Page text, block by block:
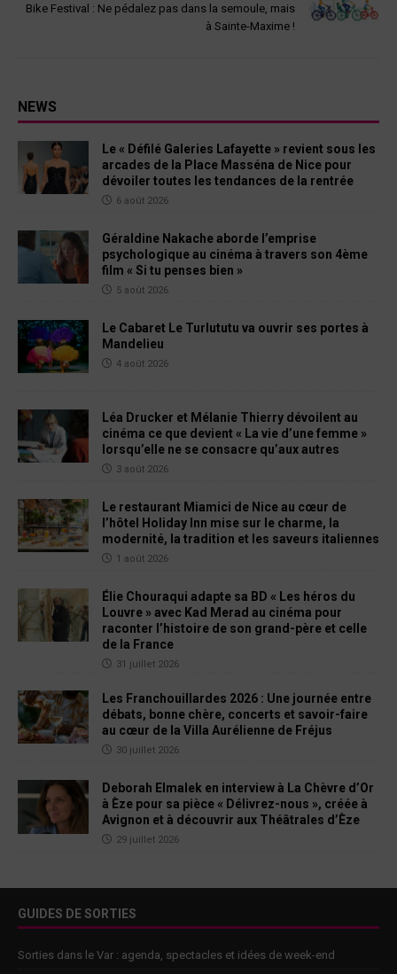
Bike Festival : Ne pédalez pas dans la semoule, mais
à Sainte-Maxime !
NEWS
Le « Défilé Galeries Lafayette » revient sous les
arcades de la Place Masséna de Nice pour
dévoiler toutes les tendances de la rentrée
6 août 2026
Géraldine Nakache aborde l’emprise
psychologique au cinéma à travers son 4ème
film « Si tu penses bien »
5 août 2026
Le Cabaret Le Turlututu va ouvrir ses portes à
Mandelieu
4 août 2026
Léa Drucker et Mélanie Thierry dévoilent au
cinéma ce que devient « La vie d’une femme »
lorsqu’elle ne se consacre qu’aux autres
3 août 2026
Le restaurant Miamici de Nice au cœur de
l’hôtel Holiday Inn mise sur le charme, la
modernité, la tradition et les saveurs italiennes
1 août 2026
Élie Chouraqui adapte sa BD « Les héros du
Louvre » avec Kad Merad au cinéma pour
raconter l’histoire de son grand-père et celle
de la France
31 juillet 2026
Les Franchouillardes 2026 : Une journée entre
débats, bonne chère, concerts et savoir-faire
au cœur de la Villa Aurélienne de Fréjus
30 juillet 2026
Deborah Elmalek en interview à La Chèvre d’Or
à Èze pour sa pièce « Délivrez-nous », créée à
Avignon et à découvrir aux Théâtrales d’Èze
29 juillet 2026
GUIDES DE SORTIES
Sorties dans le Var : agenda, spectacles et idées de week-end